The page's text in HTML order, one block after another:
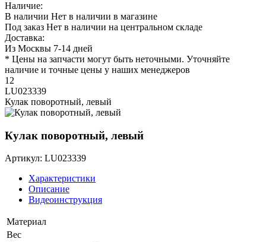
Наличие:
В наличии Нет в наличии в магазине
Под заказ Нет в наличии на центральном складе
Доставка:
Из Москвы 7-14 дней
* Цены на запчасти могут быть неточными. Уточняйте
наличие и точные цены у наших менеджеров
12
LU023339
Кулак поворотный, левый
Кулак поворотный, левый
Артикул: LU023339
Характеристики
Описание
Видеоинструкция
Материал
Вес